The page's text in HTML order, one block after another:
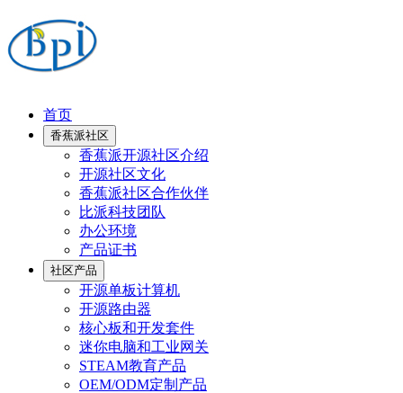
首页
香蕉派社区
香蕉派开源社区介绍
开源社区文化
香蕉派社区合作伙伴
比派科技团队
办公环境
产品证书
社区产品
开源单板计算机
开源路由器
核心板和开发套件
迷你电脑和工业网关
STEAM教育产品
OEM/ODM定制产品